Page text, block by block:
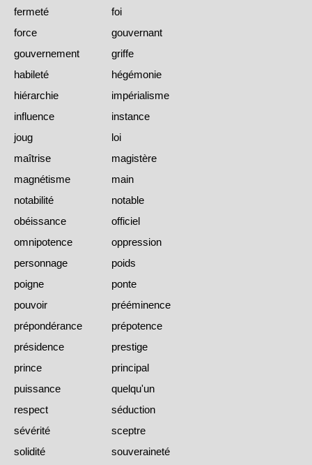
fermeté
foi
force
gouvernant
gouvernement
griffe
habileté
hégémonie
hiérarchie
impérialisme
influence
instance
joug
loi
maîtrise
magistère
magnétisme
main
notabilité
notable
obéissance
officiel
omnipotence
oppression
personnage
poids
poigne
ponte
pouvoir
prééminence
prépondérance
prépotence
présidence
prestige
prince
principal
puissance
quelqu'un
respect
séduction
sévérité
sceptre
solidité
souveraineté